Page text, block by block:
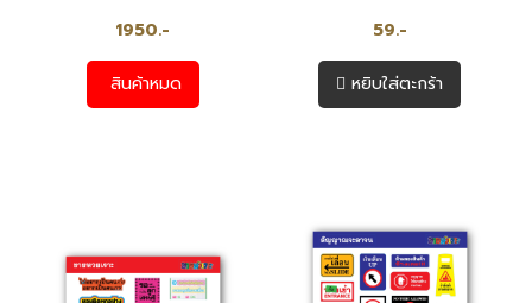
1950.-
สินค้าหมด
59.-
หยิบใส่ตะกร้า